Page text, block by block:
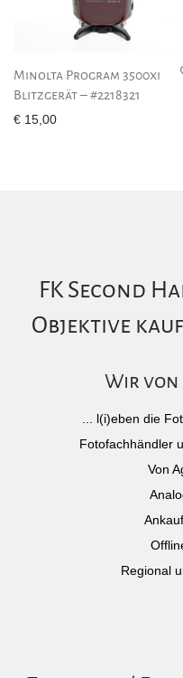
Minolta Program 3500xi
Blitzgerät – #2218321
€ 15,00
FK Second
Objektive
Wir von
... l(i)eben die
Fotofachhändler
Von
Regional